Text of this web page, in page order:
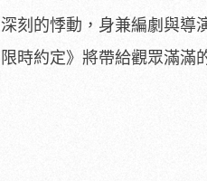
深刻的悸動， 身兼編劇與導
限時約定》 將帶給觀眾滿滿